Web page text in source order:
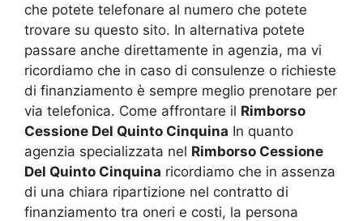
che potete telefonare al numero che potete
trovare su questo sito. In alternativa potete
passare anche direttamente in agenzia, ma vi
ricordiamo che in caso di consulenze o richieste
di finanziamento è sempre meglio prenotare per
via telefonica. Come affrontare il Rimborso
Cessione Del Quinto Cinquina In quanto
agenzia specializzata nel Rimborso Cessione
Del Quinto Cinquina ricordiamo che in assenza
di una chiara ripartizione nel contratto di
finanziamento tra oneri e costi, la persona